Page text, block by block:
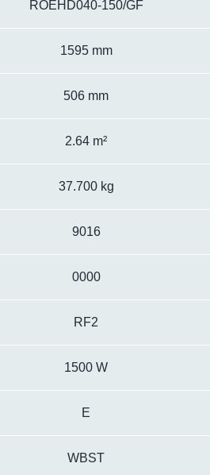
ROEHD040-150/GF
1595 mm
506 mm
2.64 m²
37.700 kg
9016
0000
RF2
1500 W
E
WBST